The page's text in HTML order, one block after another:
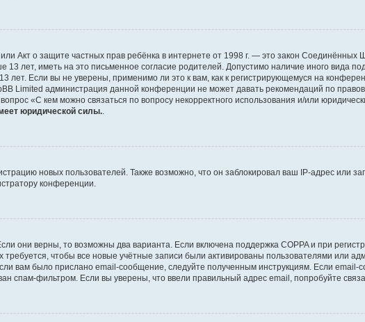
Акт о защите частных прав ребёнка в интернете от 1998 г. — это закон Соединённых
лет, иметь на это письменное согласие родителей. Допустимо наличие иного вида
Если вы не уверены, применимо ли это к вам, как к регистрирующемуся на
Limited администрация данной конференции не может давать рекомендаций по
«С кем можно связаться по вопросу некорректного использования и/или
юридической силы.
новых пользователей. Также возможно, что он заблокировал ваш IP-адрес или
конференции.
они верны, то возможны два варианта. Если включена поддержка COPPA и при
чтобы все новые учётные записи были активированы пользователями или
вам было прислано email-сообщение, следуйте полученным инструкциям. Если email-
спам-фильтром. Если вы уверены, что ввели правильный адрес email, попробуйте